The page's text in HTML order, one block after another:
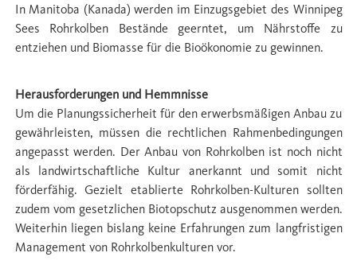
In Manitoba (Kanada) werden im Einzugsgebiet des Winnipeg
Sees Rohrkolben Bestände geerntet, um Nährstoffe zu
entziehen und Biomasse für die Bioökonomie zu gewinnen.
Herausforderungen und Hemmnisse
Um die Planungssicherheit für den erwerbsmäßigen Anbau zu
gewährleisten, müssen die rechtlichen Rahmenbedingungen
angepasst werden. Der Anbau von Rohrkolben ist noch nicht
als landwirtschaftliche Kultur anerkannt und somit nicht
förderfähig. Gezielt etablierte Rohrkolben-Kulturen sollten
zudem vom gesetzlichen Biotopschutz ausgenommen werden.
Weiterhin liegen bislang keine Erfahrungen zum langfristigen
Management von Rohrkolbenkulturen vor.